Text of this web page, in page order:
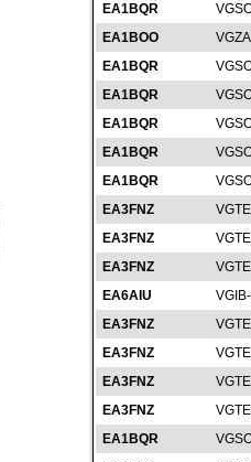
EA1BQR
EA1BOO
EA1BQR
EA1BQR
EA1BQR
EA1BQR
EA1BQR
EA3FNZ
EA3FNZ
EA3FNZ
EA6AIU
EA3FNZ
EA3FNZ
EA3FNZ
EA3FNZ
EA1BQR